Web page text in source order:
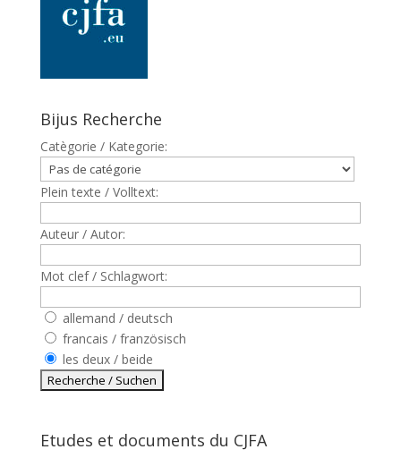
Bijus Recherche
Catègorie / Kategorie:
Plein texte / Volltext:
Auteur / Autor:
Mot clef / Schlagwort:
allemand / deutsch
francais / französisch
les deux / beide
Etudes et documents du CJFA